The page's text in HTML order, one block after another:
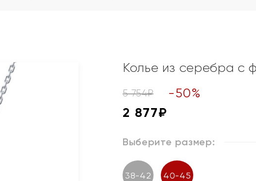
Колье из серебра с
5 754₽ -50%
2 877₽
Выберите размер:
38-42 40-45